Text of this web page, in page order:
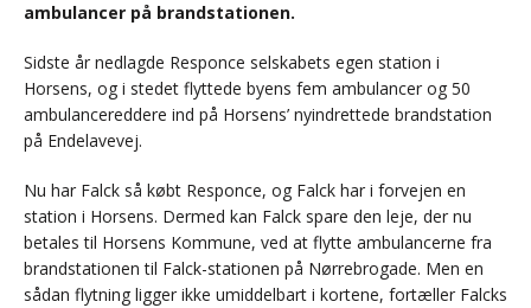
ambulancer på brandstationen.
Sidste år nedlagde Responce selskabets egen station i
Horsens, og i stedet flyttede byens fem ambulancer og 50
ambulancereddere ind på Horsens’ nyindrettede brandstation
på Endelavevej.
Nu har Falck så købt Responce, og Falck har i forvejen en
station i Horsens. Dermed kan Falck spare den leje, der nu
betales til Horsens Kommune, ved at flytte ambulancerne fra
brandstationen til Falck-stationen på Nørrebrogade. Men en
sådan flytning ligger ikke umiddelbart i kortene, fortæller Falcks